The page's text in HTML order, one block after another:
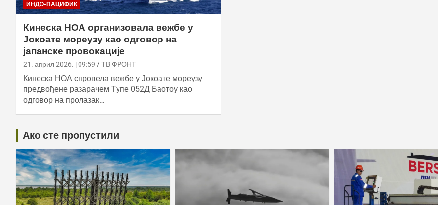
ИНДО-ПАЦИФИК
Кинеска НОА организовала вежбе у
Јокоате мореузу као одговор на
јапанске провокације
21. април 2026. | 09:59 ТВ ФРОНТ
Кинеска НОА спровела вежбе у Јокоате мореузу
предвођене разарачем Тyпе 052Д Баотоу као
одговор на пролазак…
Ако сте пропустили